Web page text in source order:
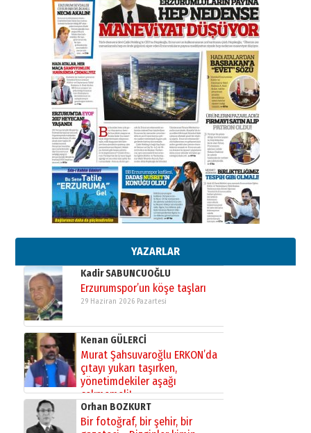
YAZARLAR
A. Berhan Yılmaz
BİR BÖLÜM DEĞİL, BİR ÖMÜR
SEÇİYORSUNUZ… “NEDEN
ATATÜRK ÜNİVERSİTESİ?”
28 Temmuz 2026 Salı
Ahmet Gökhan YAZICI
Ahmed Yesevi’den bir Alperen…
”Reisimiz” idi… Hakka yürüdü.!
26 Mart 2026 Perşembe
Cem Bakırcı
Ardında bıraktığı hatıralarıyla
gönül adamı Faruk Terzioğlu!
13 Mayıs 2026 Çarşamba
Esat BİNDESEN
Başkan Sekmen’den Erzurum’a
bir vizyon proje daha!
02 Ağustos 2026 Pazar
Kadir SABUNCUOĞLU
Erzurumspor’un köşe taşları
29 Haziran 2026 Pazartesi
Kenan GÜLERCİ
Murat Şahsuvaroğlu ERKON’da
çıtayı yukarı taşırken,
yönetimdekiler aşağı
çekmemeli!
17 Şubat 2026 SalıOrhan BOZKURT
Bir fotoğraf, bir şehir, bir